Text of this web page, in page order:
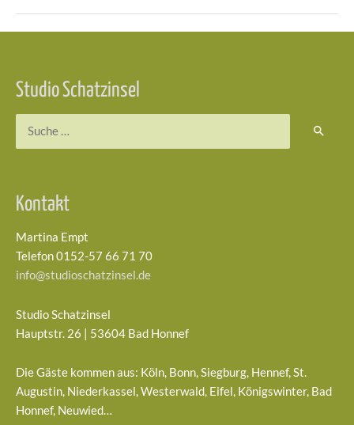
Studio Schatzinsel
Kontakt
Martina Empt
Telefon 0152-57 66 71 70
info@studioschatzinsel.de
Studio Schatzinsel
Hauptstr. 26 | 53604 Bad Honnef
Die Gäste kommen aus: Köln, Bonn, Siegburg, Hennef, St.
Augustin, Niederkassel, Westerwald, Eifel, Königswinter, Bad
Honnef, Neuwied…